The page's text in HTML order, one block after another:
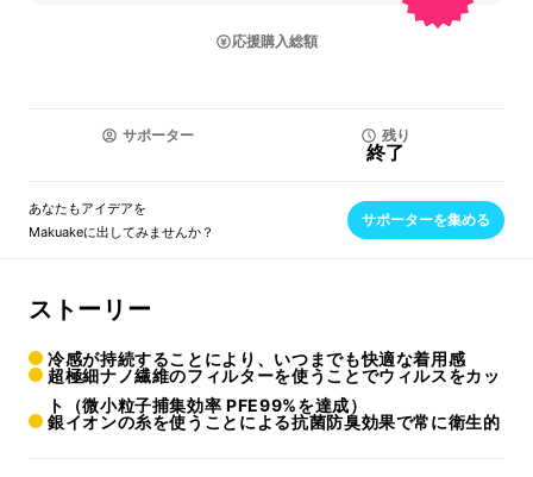
応援購入総額
サポーター 残り
終了
あなたもアイデアを
Makuakeに出してみませんか？
サポーターを集める
ストーリー
冷感が持続することにより、いつまでも快適な着用感
超極細ナノ繊維のフィルターを使うことでウィルスをカッ
ト（微小粒子捕集効率 PFE99%を達成）
銀イオンの糸を使うことによる抗菌防臭効果で常に衛生的